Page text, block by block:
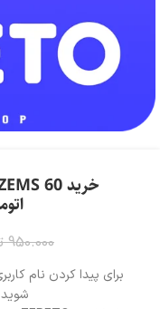
950.000